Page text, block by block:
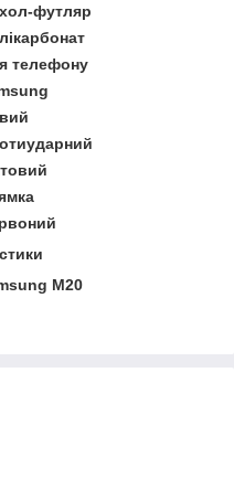
футляр
телефону
M20